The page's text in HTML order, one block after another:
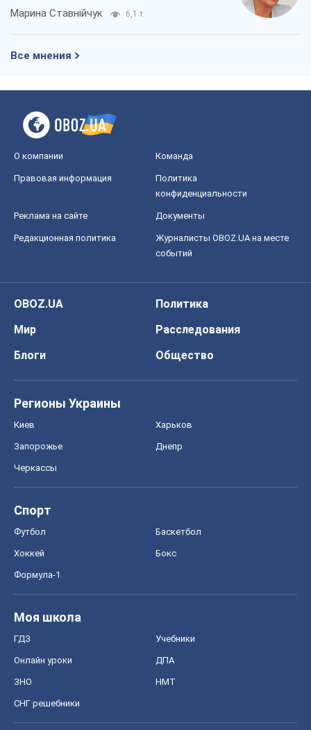
Марина Ставнійчук 6,1 т.
Все мнения
О компании Команда
Правовая информация
Политика
конфиденциальности
Реклама на сайте Документы
Редакционная политика
Журналисты OBOZ.UA на месте
событий
OBOZ.UA
Политика
Мир
Расследования
Блоги
Общество
Регионы Украины
Киев Харьков
Запорожье Днепр
Черкассы
Спорт
Футбол Баскетбол
Хоккей Бокс
Формула-1
Моя школа
ГДЗ Учебники
Онлайн уроки ДПА
ЗНО НМТ
СНГ решебники